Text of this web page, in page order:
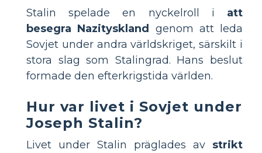
Stalin spelade en nyckelroll i att
besegra Nazityskland
genom att leda
Sovjet under andra världskriget, särskilt i
stora slag som Stalingrad. Hans beslut
formade den efterkrigstida världen.
Hur var livet i Sovjet under
Joseph Stalin?
Livet under Stalin präglades av strikt